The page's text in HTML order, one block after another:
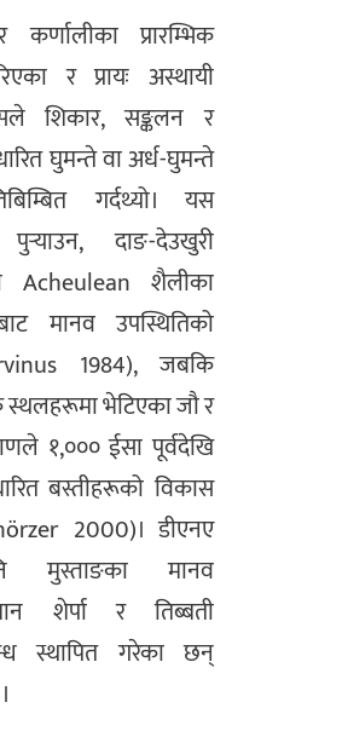
प्रारम्भिक
र प्रायः अस्थायी
शिकार, सङ्कलन र
घुमन्ते वा अर्ध-घुमन्ते
गर्दथ्यो। यस
दाङ-देउखुरी
Acheulean शैलीका
मानव उपस्थितिको
1984), जबकि
स्थलहरूमा भेटिएका जौ र
१,००० ईसा पूर्वदेखि
बस्तीहरूको विकास
2000)। डीएनए
मुस्ताङका मानव
शेर्पा र तिब्बती
स्थापित गरेका छन्